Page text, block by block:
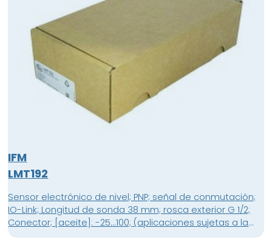
IFM
LMT192
Sensor electrónico de nivel; PNP; señal de conmutación;
IO-Link; Longitud de sonda 38 mm; rosca exterior G 1/2;
Conector; [aceite]: -25...100; (aplicaciones sujetas a la
Ley federal alemana de aguas 0...100 °C) °C; [agua]: